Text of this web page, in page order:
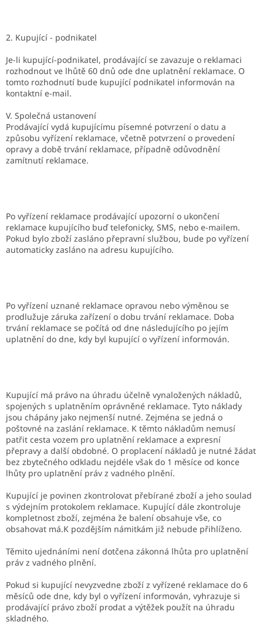
2. Kupující - podnikatel
Je-li kupující-podnikatel, prodávající se zavazuje o reklamaci
rozhodnout ve lhůtě 60 dnů ode dne uplatnění reklamace. O
tomto rozhodnutí bude kupující podnikatel informován na
kontaktní e-mail.
V. Společná ustanovení
Prodávající vydá kupujícímu písemné potvrzení o datu a
způsobu vyřízení reklamace, včetně potvrzení o provedení
opravy a době trvání reklamace, případně odůvodnění
zamítnutí reklamace.
Po vyřízení reklamace prodávající upozorní o ukončení
reklamace kupujícího buď telefonicky, SMS, nebo e-mailem.
Pokud bylo zboží zasláno přepravní službou, bude po vyřízení
automaticky zasláno na adresu kupujícího.
Po vyřízení uznané reklamace opravou nebo výměnou se
prodlužuje záruka zařízení o dobu trvání reklamace. Doba
trvání reklamace se počítá od dne následujícího po jejím
uplatnění do dne, kdy byl kupující o vyřízení informován.
Kupující má právo na úhradu účelně vynaložených nákladů,
spojených s uplatněním oprávněné reklamace. Tyto náklady
jsou chápány jako nejmenší nutné. Zejména se jedná o
poštovné na zaslání reklamace. K těmto nákladům nemusí
patřit cesta vozem pro uplatnění reklamace a expresní
přepravy a další obdobné. O proplacení nákladů je nutné žádat
bez zbytečného odkladu nejdéle však do 1 měsíce od konce
lhůty pro uplatnění práv z vadného plnění.
Kupující je povinen zkontrolovat přebírané zboží a jeho soulad
s výdejním protokolem reklamace. Kupující dále zkontroluje
kompletnost zboží, zejména že balení obsahuje vše, co
obsahovat má.K pozdějším námitkám již nebude přihlíženo.
Těmito ujednáními není dotčena zákonná lhůta pro uplatnění
práv z vadného plnění.
Pokud si kupující nevyzvedne zboží z vyřízené reklamace do 6
měsíců ode dne, kdy byl o vyřízení informován, vyhrazuje si
prodávající právo zboží prodat a výtěžek použít na úhradu
skladného.